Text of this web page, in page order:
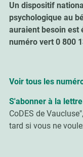
Un dispositif
psychologique au
auraient besoin est
numéro vert 0 800
Voir tous les
S'abonner à la
CoDES de
tard si vous ne